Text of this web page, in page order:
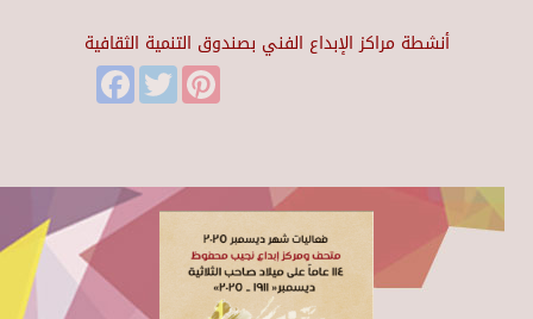
أنشطة مراكز الإبداع الفني بصندوق التنمية الثقافية
FacebookTwitter